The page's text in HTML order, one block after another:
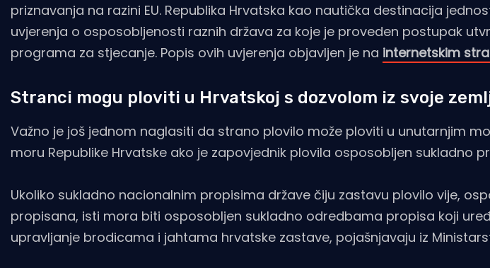
priznavanja na razini EU. Republika Hrvatska kao nautička destinacija
uvjerenja o osposobljenosti raznih država za koje je proveden postupak
programa za stjecanje. Popis ovih uvjerenja objavljen je na internetskim
Stranci mogu ploviti u Hrvatskoj s dozvolom iz svoje
Važno je još jednom naglasiti da strano plovilo može ploviti u unutarnjim
moru Republike Hrvatske ako je zapovjednik plovila osposobljen sukladno
Ukoliko sukladno nacionalnim propisima države čiju zastavu plovilo vije,
propisana, isti mora biti osposobljen sukladno odredbama propisa koji
upravljanje brodicama i jahtama hrvatske zastave, pojašnjavaju iz